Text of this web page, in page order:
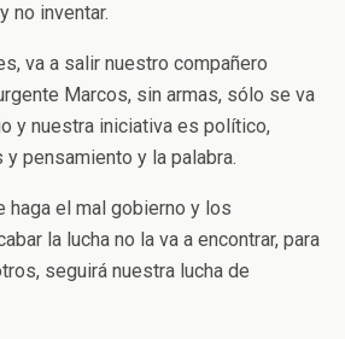
no inventar.
va a salir nuestro compañero
Marcos, sin armas, sólo se va
y nuestra iniciativa es político,
pensamiento y la palabra.
haga el mal gobierno y los
la lucha no la va a encontrar, para
seguirá nuestra lucha de